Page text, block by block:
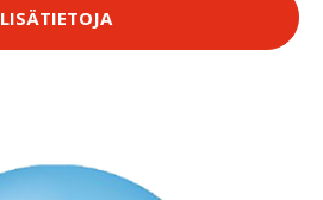
LISÄTIETOJA